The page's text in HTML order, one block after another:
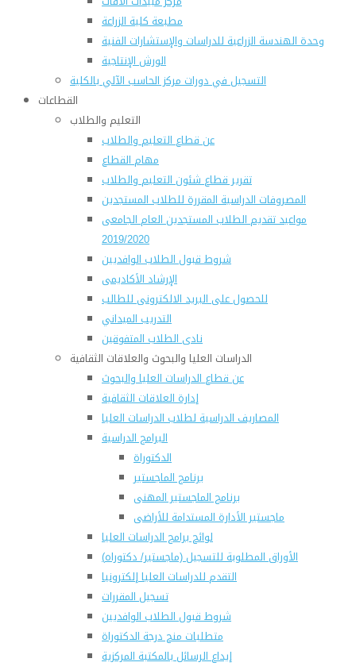
مطبعة كلية الزراعة
وحدة الهندسة الزراعية للدراسات والإستشارات الفنية
الورش الإنتاجية
التسجيل في دورات مركز الحاسب الآلي بالكلية
القطاعات
التعليم والطلاب
عن قطاع التعليم والطلاب
مهام القطاع
تقرير قطاع شئون التعليم والطلاب
المصروفات الدراسية المقررة للطلاب المستجدين
مواعيد تقديم الطلاب المستجدين العام الجامعى
2019/2020
شروط قبول الطلاب الوافديين
الإرشاد الأكاديمى
للحصول على البريد الالكترونى للطالب
التدريب الميداني
نادى الطلاب المتفوقين
الدراسات العليا والبحوث والعلاقات الثقافية
عن قطاع الدراسات العليا والبحوث
إدارة العلاقات الثقافية
المصاريف الدراسية لطلاب الدراسات العليا
البرامج الدراسية
الدكتوراة
برنامج الماجستير
برنامج الماجستير المهنى
ماجستير الأدارة المستدامة للأراضى
لوائح برامج الدراسات العليا
(الأوراق المطلوبة للتسجيل (ماجستير/ دكتوراه
التقدم للدراسات العليا إلكترونيا
تسجيل المقررات
شروط قبول الطلاب الوافديين
متطلبات منح درجة الدكتوراة
إيداع الرسائل بالمكتبة المركزية